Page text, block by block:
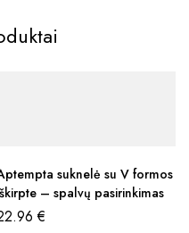
suknelė su V formos
– spalvų pasirinkimas
€